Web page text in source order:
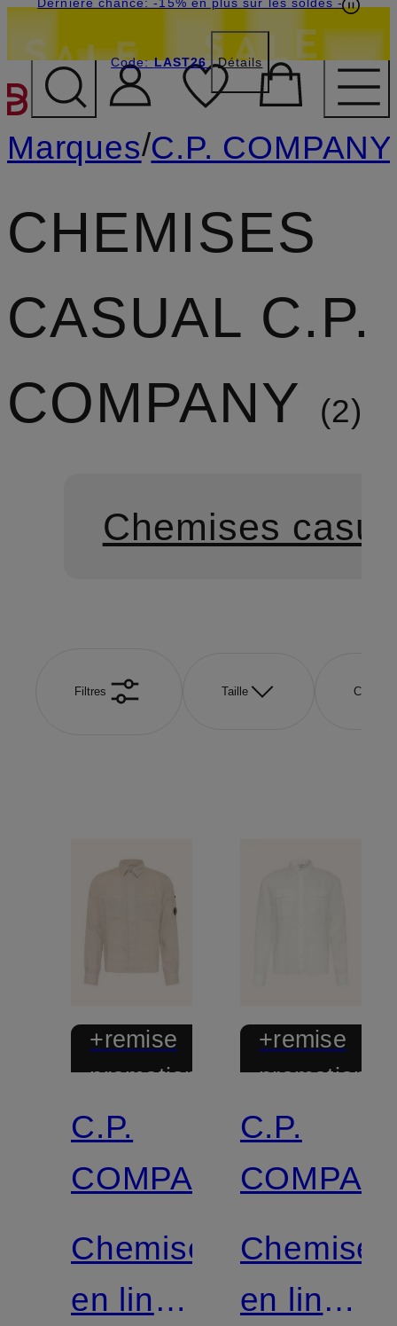
PASSER AU CONTENU
Code:LAST26 Détails
Marques/C.P. COMPANY
CHEMISES
CASUAL C.P.
COMPANY
2
Chemises
Filtres Taille Couleur
+remise
promotionnelle
C.P.
COMPANY
Chemise
en lin
+remise
C.P.
Chemise
en lin